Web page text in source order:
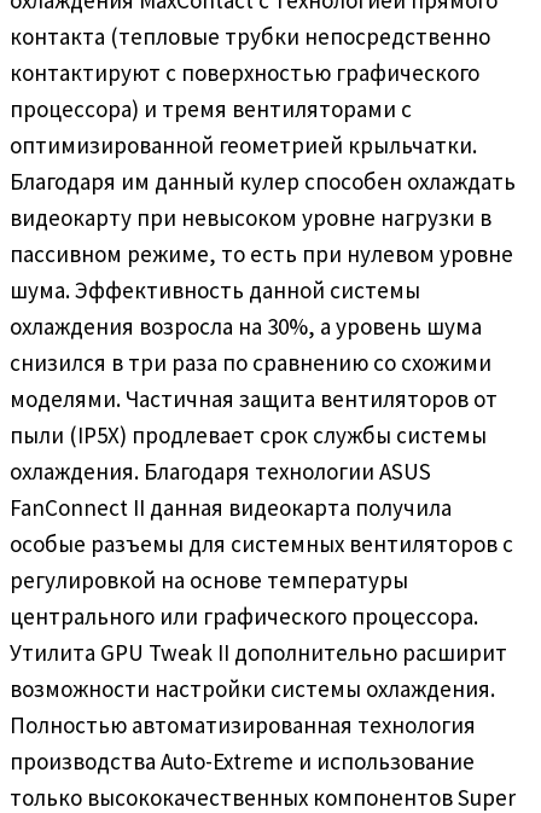
контакта (тепловые трубки непосредственно
контактируют с поверхностью графического
процессора) и тремя вентиляторами с
оптимизированной геометрией крыльчатки.
Благодаря им данный кулер способен охлаждать
видеокарту при невысоком уровне нагрузки в
пассивном режиме, то есть при нулевом уровне
шума. Эффективность данной системы
охлаждения возросла на 30%, а уровень шума
снизился в три раза по сравнению со схожими
моделями. Частичная защита вентиляторов от
пыли (IP5X) продлевает срок службы системы
охлаждения. Благодаря технологии ASUS
FanConnect II данная видеокарта получила
особые разъемы для системных вентиляторов с
регулировкой на основе температуры
центрального или графического процессора.
Утилита GPU Tweak II дополнительно расширит
возможности настройки системы охлаждения.
Полностью автоматизированная технология
производства Auto-Extreme и использование
только высококачественных компонентов Super